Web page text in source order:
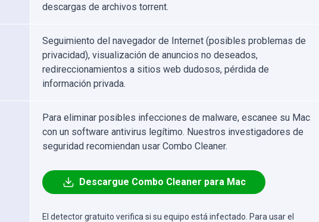
descargas de archivos torrent.
Seguimiento del navegador de Internet (posibles problemas de
privacidad), visualización de anuncios no deseados,
redireccionamientos a sitios web dudosos, pérdida de
información privada.
Para eliminar posibles infecciones de malware, escanee su Mac
con un software antivirus legítimo. Nuestros investigadores de
seguridad recomiendan usar Combo Cleaner.
Descargue Combo Cleaner para Mac
El detector gratuito verifica si su equipo está infectado. Para usar el